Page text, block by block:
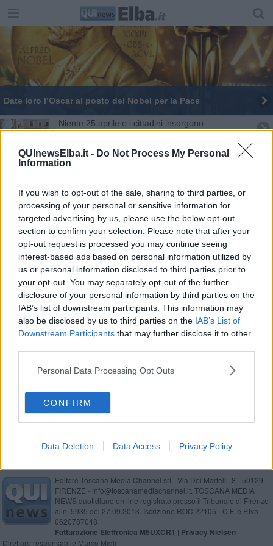
QUInewsElba.it - Do Not Process My Personal
Information
If you wish to opt-out of the sale, sharing to third parties, or
processing of your personal or sensitive information for
targeted advertising by us, please use the below opt-out
section to confirm your selection. Please note that after your
opt-out request is processed you may continue seeing
interest-based ads based on personal information utilized by
us or personal information disclosed to third parties prior to
your opt-out. You may separately opt-out of the further
disclosure of your personal information by third parties on the
IAB’s list of downstream participants. This information may
also be disclosed by us to third parties on the IAB’s List of
Downstream Participants that may further disclose it to other
Personal Data Processing Opt Outs
CONFIRM
Data Deletion Data Access Privacy Policy
​Date loro l’Oscar al posto del Nobel per la Pace
Niente 25 aprile e i cittadini insorgono
Scomparso Elio Mazzei, reduce dei lager
e Americanismo" (4^ parte)
Medaglia della città per Olimpia, la mozione
L'Elba e Bibbiena unite da un nome su una roccia
Suggerimenti per Hannah Arendt e La banalità
del male
Il Cerboni ricorda Elio Mazzei
Giorno della Memoria, studenti elbani a Firenze
Un 25 Aprile pieno di emozioni a Portoferraio
Medaglia per il padre di Vasco catturato all'Elba
​Un chiarimento, Chris Hedges e qualche
domanda
Editore Toscana Media Channel srl - Via Dei Martelli, 8 - 50129
FIRENZE - info@toscanamediachannel.it. TOSCANA MEDIA
NEWS quotidiano on line registrato presso il Tribunale di Firenze
al n. 5935 del 27.09.2013. Iscrizione ROC 22105 - C.F. e P.Iva
0620787048
Fatturazione Elettronica M5UXCR1 | Privacy Nielsen
Direttore responsabile Marco Migli